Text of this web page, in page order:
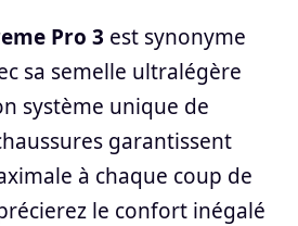
Pro 3 est synonyme
sa semelle ultralégère
système unique de
garantissent
à chaque coup de
le confort inégalé